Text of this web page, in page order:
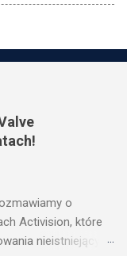
o
Activision, które
nieistniejących